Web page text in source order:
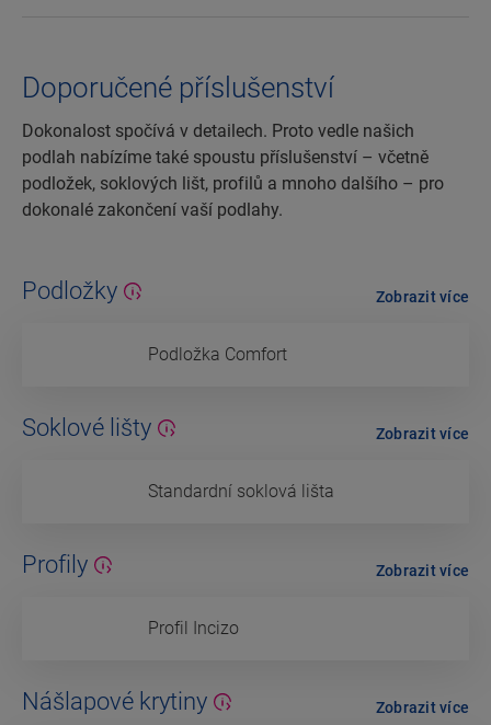
Doporučené příslušenství
Dokonalost spočívá v detailech. Proto vedle našich
podlah nabízíme také spoustu příslušenství – včetně
podložek, soklových lišt, profilů a mnoho dalšího – pro
dokonalé zakončení vaší podlahy.
Podložky
Podložka Comfort
Zobrazit více
Soklové lišty
Standardní soklová lišta
Zobrazit více
Profily
Profil Incizo
Zobrazit více
Nášlapové krytiny Zobrazit více